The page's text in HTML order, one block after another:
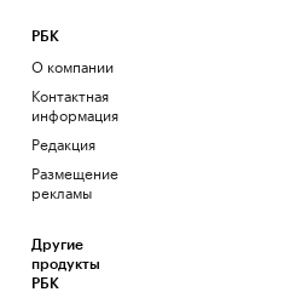
РБК
О компании
Контактная
информация
Редакция
Размещение
рекламы
Другие
продукты
РБК